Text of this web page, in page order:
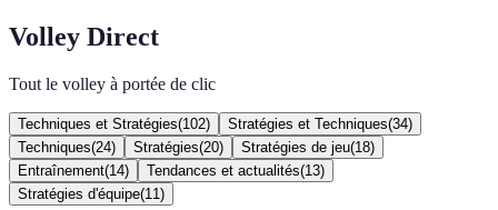
Volley Direct
Tout le volley à portée de clic
Techniques et Stratégies(102) Stratégies et Techniques(34)
Techniques(24) Stratégies(20) Stratégies de jeu(18)
Entraînement(14) Tendances et actualités(13)
Stratégies d'équipe(11 )